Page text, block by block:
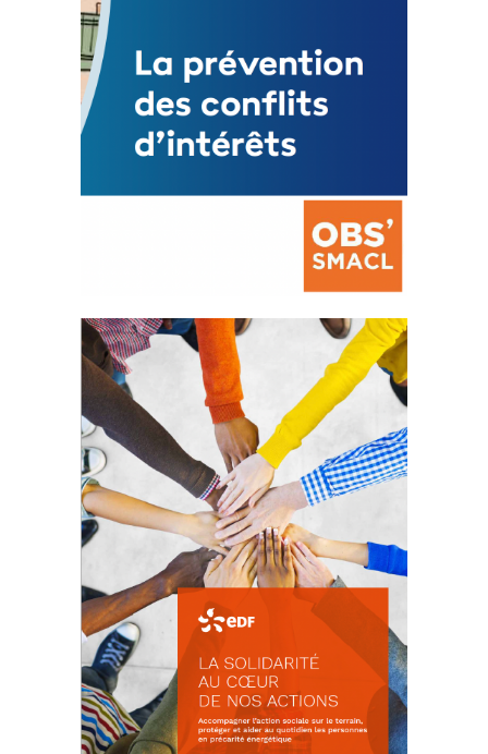
La prévention des conflits
d’intérêts
18 septembre 2023
FEUILLETER